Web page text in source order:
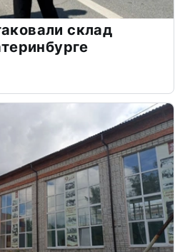
склад